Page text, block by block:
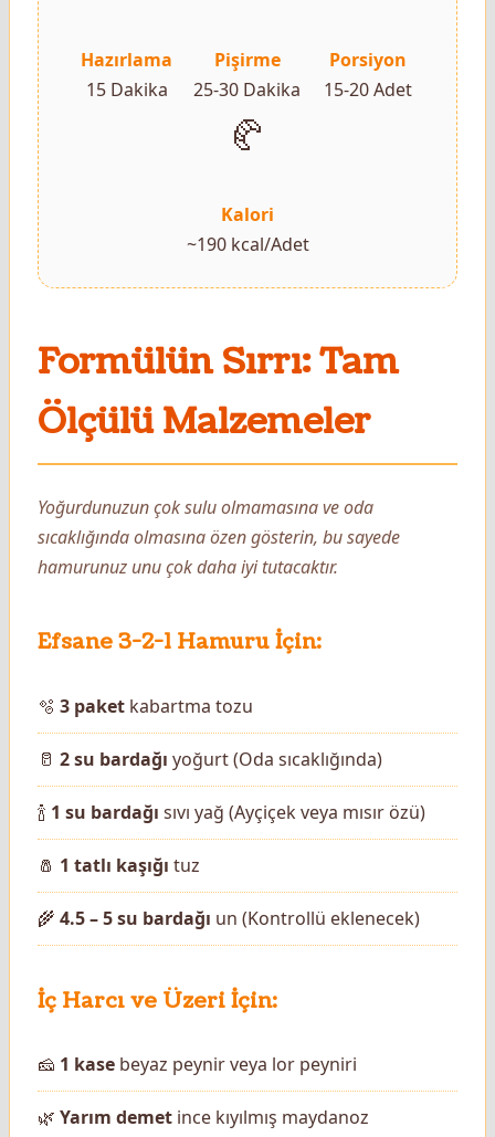
Hazırlama
15 Dakika
Pişirme
25-30 Dakika
Porsiyon
15-20 Adet
🥐
Kalori
~190 kcal/Adet
Formülün Sırrı: Tam
Ölçülü Malzemeler
Yoğurdunuzun çok sulu olmamasına ve oda
sıcaklığında olmasına özen gösterin, bu sayede
hamurunuz unu çok daha iyi tutacaktır.
Efsane 3-2-1 Hamuru İçin:
🫧 3 paket kabartma tozu
🥛 2 su bardağı yoğurt (Oda sıcaklığında)
🍾 1 su bardağı sıvı yağ (Ayçiçek veya mısır özü)
🧂 1 tatlı kaşığı tuz
🌾 4.5 – 5 su bardağı un (Kontrollü eklenecek)
İç Harcı ve Üzeri İçin:
🧀 1 kase beyaz peynir veya lor peyniri
🌿 Yarım demet ince kıyılmış maydanoz